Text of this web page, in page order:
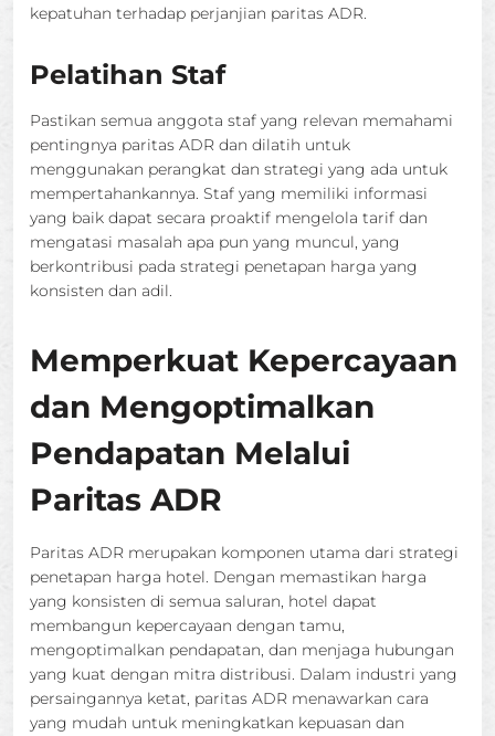
kepatuhan terhadap perjanjian paritas ADR.
Pelatihan Staf
Pastikan semua anggota staf yang relevan memahami
pentingnya paritas ADR dan dilatih untuk
menggunakan perangkat dan strategi yang ada untuk
mempertahankannya. Staf yang memiliki informasi
yang baik dapat secara proaktif mengelola tarif dan
mengatasi masalah apa pun yang muncul, yang
berkontribusi pada strategi penetapan harga yang
konsisten dan adil.
Memperkuat Kepercayaan
dan Mengoptimalkan
Pendapatan Melalui
Paritas ADR
Paritas ADR merupakan komponen utama dari strategi
penetapan harga hotel. Dengan memastikan harga
yang konsisten di semua saluran, hotel dapat
membangun kepercayaan dengan tamu,
mengoptimalkan pendapatan, dan menjaga hubungan
yang kuat dengan mitra distribusi. Dalam industri yang
persaingannya ketat, paritas ADR menawarkan cara
yang mudah untuk meningkatkan kepuasan dan